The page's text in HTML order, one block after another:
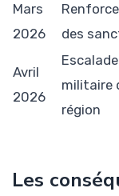
Mars
2026
des
Avril
2026
Escalade
militaire
région
Les